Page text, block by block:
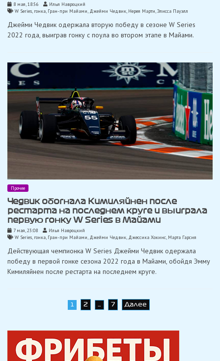
8 мая, 18:56
Илья Навроцкий
W Series, гонка, Гран-при Майами, Джейми Чедвик, Нерея Марти,Элисса Пауэлл
Джейми Чедвик одержала вторую победу в сезоне W Series
2022 года, выиграв гонку с поула во втором этапе в Майами.
Прочее
Чедвик обогнала Кимиляйнен после
рестарта на последнем круге и выиграла
первую гонку W Series в Майами
7 мая, 23:08
Илья Навроцкий
W Series, гонка, Гран-при Майами, Джейми Чедвик, Джессика Хокинс, Марта Гарсия
Действующая чемпионка W Series Джейми Чедвик одержала
победу в первой гонке сезона 2022 года в Майами, обойдя Эмму
Кимиляйнен после рестарта на последнем круге.
записям
2 7 Далее